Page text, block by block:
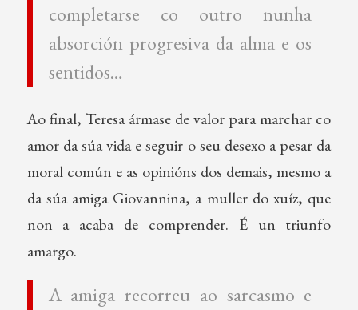
completarse co outro nunha
absorción progresiva da alma e os
sentidos…
Ao final, Teresa ármase de valor para marchar co
amor da súa vida e seguir o seu desexo a pesar da
moral común e as opinións dos demais, mesmo a
da súa amiga Giovannina, a muller do xuíz, que
non a acaba de comprender. É un triunfo
amargo.
A amiga recorreu ao sarcasmo e